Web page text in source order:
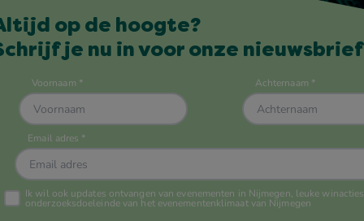
op de hoogte?
je nu in voor onze